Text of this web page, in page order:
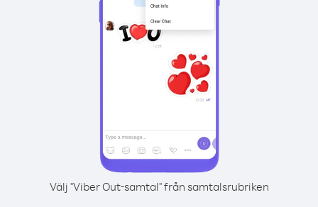
Välj "Viber Out-samtal" från samtalsrubriken